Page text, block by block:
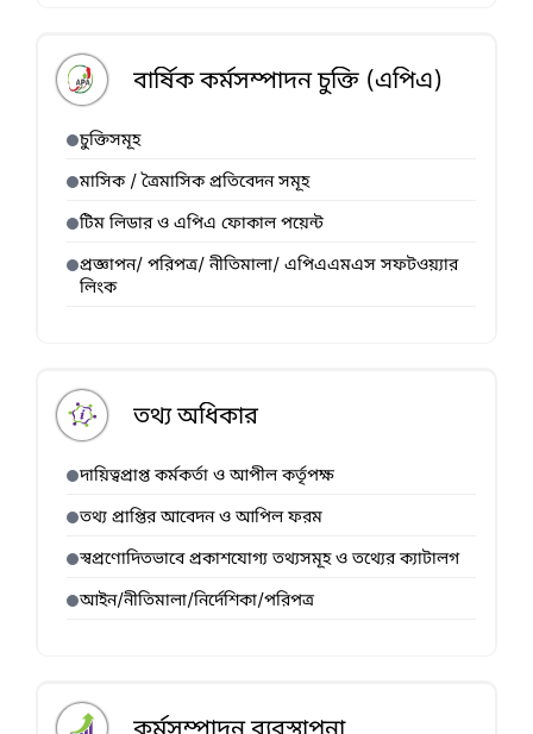
বার্ষিক কর্মসম্পাদন চুক্তি (এপিএ)
চুক্তিসমূহ
মাসিক / ত্রৈমাসিক প্রতিবেদন সমূহ
টিম লিডার ও এপিএ ফোকাল পয়েন্ট
প্রজ্ঞাপন/ পরিপত্র/ নীতিমালা/ এপিএএমএস সফটওয়্যার
লিংক
তথ্য অধিকার
দায়িত্বপ্রাপ্ত কর্মকর্তা ও আপীল কর্তৃপক্ষ
তথ্য প্রাপ্তির আবেদন ও আপিল ফরম
স্বপ্রণোদিতভাবে প্রকাশযোগ্য তথ্যসমূহ ও তথ্যের ক্যাটালগ
আইন/নীতিমালা/নির্দেশিকা/পরিপত্র